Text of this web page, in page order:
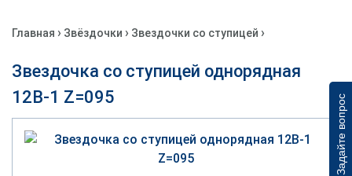
Задайте вопрос
Главная › Звёздочки › Звездочки со ступицей ›
Звездочка со ступицей однорядная
12B-1 Z=095